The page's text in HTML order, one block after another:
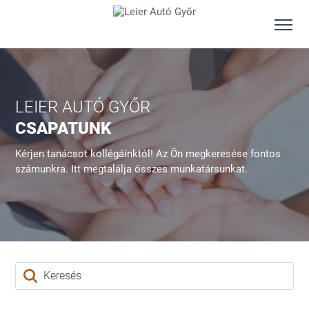
LEIER AUTÓ GYŐR
CSAPATUNK
Kérjen tanácsot kollégáinktól! Az Ön megkeresése fontos
számunkra. Itt megtalálja összes munkatársunkat.